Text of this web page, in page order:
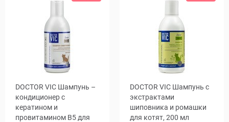
DOCTOR VIC Шампунь –
кондиционер с
кератином и
провитамином B5 для
DOCTOR VIC Шампунь с
экстрактами
шиповника и ромашки
для котят, 200 мл